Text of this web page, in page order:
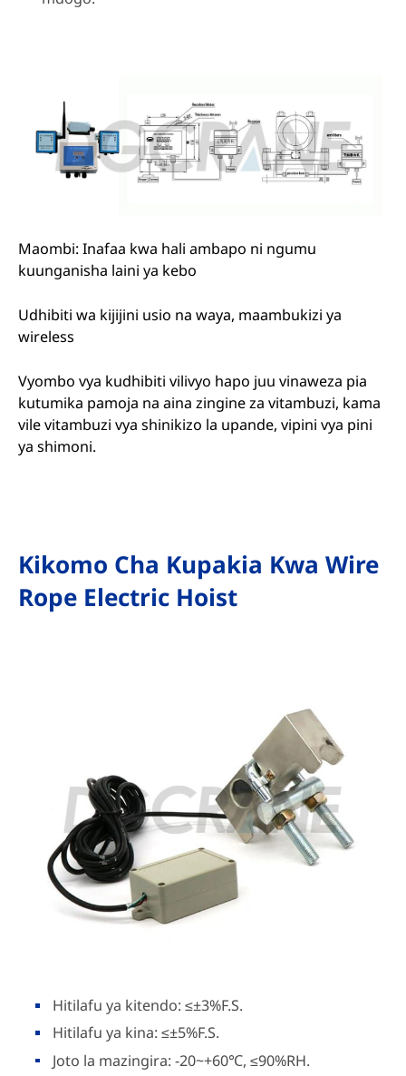
Maombi: Inafaa kwa hali ambapo ni ngumu
kuunganisha laini ya kebo
Udhibiti wa kijijini usio na waya, maambukizi ya
wireless
Vyombo vya kudhibiti vilivyo hapo juu vinaweza pia
kutumika pamoja na aina zingine za vitambuzi, kama
vile vitambuzi vya shinikizo la upande, vipini vya pini
ya shimoni.
Kikomo Cha Kupakia Kwa Wire
Rope Electric Hoist
Hitilafu ya kitendo: ≤±3%F.S.
Hitilafu ya kina: ≤±5%F.S.
Joto la mazingira: -20~+60℃, ≤90%RH.